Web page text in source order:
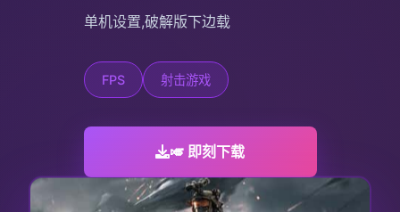
单机设置,破解版下边载
FPS 射击游戏
🎺 即刻下载